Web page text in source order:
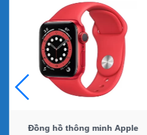
Đồng hồ thông minh Apple